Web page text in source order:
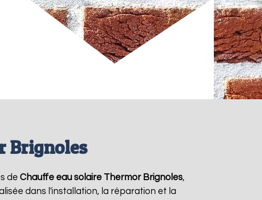
Brignoles
de Chauffe eau solaire Thermor Brignoles,
dans l'installation, la réparation et la